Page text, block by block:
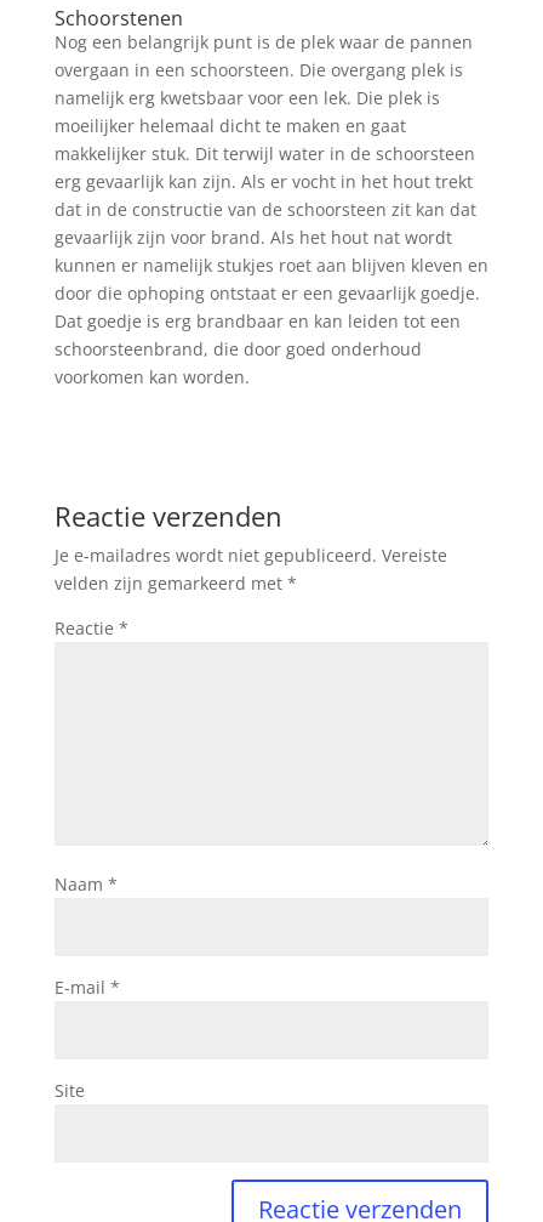
Schoorstenen
Nog een belangrijk punt is de plek waar de pannen
overgaan in een schoorsteen. Die overgang plek is
namelijk erg kwetsbaar voor een lek. Die plek is
moeilijker helemaal dicht te maken en gaat
makkelijker stuk. Dit terwijl water in de schoorsteen
erg gevaarlijk kan zijn. Als er vocht in het hout trekt
dat in de constructie van de schoorsteen zit kan dat
gevaarlijk zijn voor brand. Als het hout nat wordt
kunnen er namelijk stukjes roet aan blijven kleven en
door die ophoping ontstaat er een gevaarlijk goedje.
Dat goedje is erg brandbaar en kan leiden tot een
schoorsteenbrand, die door goed onderhoud
voorkomen kan worden.
Reactie verzenden
Je e-mailadres wordt niet gepubliceerd. Vereiste
velden zijn gemarkeerd met *
Reactie *
Naam *
E-mail *
Site